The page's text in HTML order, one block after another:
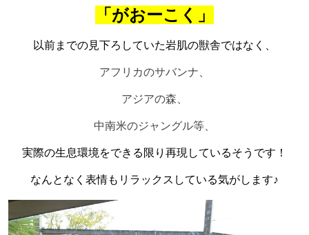
「がおーこく」
以前までの見下ろしていた岩肌の獣舎ではなく、
アフリカのサバンナ、
アジアの森、
中南米のジャングル等、
実際の生息環境をできる限り再現しているそうです！
なんとなく表情もリラックスしている気がします♪